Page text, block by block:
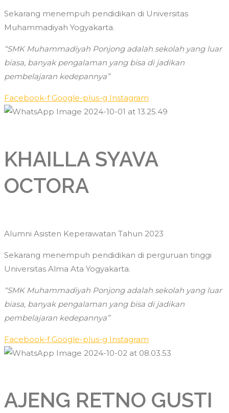
Sekarang menempuh pendidikan di Universitas
Muhammadiyah Yogyakarta.
“SMK Muhammadiyah Ponjong adalah sekolah yang luar
biasa, banyak pengalaman yang bisa di jadikan
pembelajaran kedepannya”
Facebook-f Google-plus-g Instagram
KHAILLA SYAVA
OCTORA
Alumni Asisten Keperawatan Tahun 2023
Sekarang menempuh pendidikan di perguruan tinggi
Universitas Alma Ata Yogyakarta.
“SMK Muhammadiyah Ponjong adalah sekolah yang luar
biasa, banyak pengalaman yang bisa di jadikan
pembelajaran kedepannya”
Facebook-f Google-plus-g Instagram
AJENG RETNO GUSTI